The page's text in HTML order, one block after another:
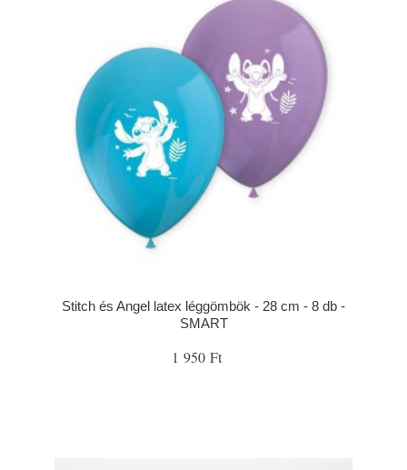
Stitch és Angel latex léggömbök - 28 cm - 8 db -
SMART
1 950 Ft